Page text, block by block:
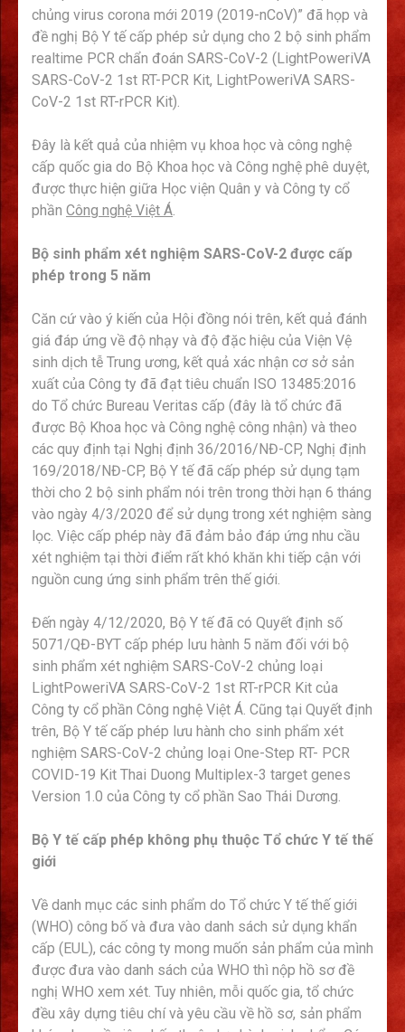
chủng virus corona mới 2019 (2019-nCoV)” đã họp và
đề nghị Bộ Y tế cấp phép sử dụng cho 2 bộ sinh phẩm
realtime PCR chẩn đoán SARS-CoV-2 (LightPoweriVA
SARS-CoV-2 1st RT-PCR Kit, LightPoweriVA SARS-
CoV-2 1st RT-rPCR Kit).
Đây là kết quả của nhiệm vụ khoa học và công nghệ
cấp quốc gia do Bộ Khoa học và Công nghệ phê duyệt,
được thực hiện giữa Học viện Quân y và Công ty cổ
phần Công nghệ Việt Á
Bộ sinh phẩm xét nghiệm SARS-CoV-2 được cấp
phép trong 5 năm
Căn cứ vào ý kiến của Hội đồng nói trên, kết quả đánh
giá đáp ứng về độ nhạy và độ đặc hiệu của Viện Vệ
sinh dịch tễ Trung ương, kết quả xác nhận cơ sở sản
xuất của Công ty đã đạt tiêu chuẩn ISO 13485:2016
do Tổ chức Bureau Veritas cấp (đây là tổ chức đã
được Bộ Khoa học và Công nghệ công nhận) và theo
các quy định tại Nghị định 36/2016/NĐ-CP, Nghị định
169/2018/NĐ-CP, Bộ Y tế đã cấp phép sử dụng tạm
thời cho 2 bộ sinh phẩm nói trên trong thời hạn 6 tháng
vào ngày 4/3/2020 để sử dụng trong xét nghiệm sàng
lọc. Việc cấp phép này đã đảm bảo đáp ứng nhu cầu
xét nghiệm tại thời điểm rất khó khăn khi tiếp cận với
nguồn cung ứng sinh phẩm trên thế giới.
Đến ngày 4/12/2020, Bộ Y tế đã có Quyết định số
5071/QĐ-BYT cấp phép lưu hành 5 năm đối với bộ
sinh phẩm xét nghiệm SARS-CoV-2 chủng loại
LightPoweriVA SARS-CoV-2 1st RT-rPCR Kit của
Công ty cổ phần Công nghệ Việt Á. Cũng tại Quyết định
trên, Bộ Y tế cấp phép lưu hành cho sinh phẩm xét
nghiệm SARS-CoV-2 chủng loại One-Step RT- PCR
COVID-19 Kit Thai Duong Multiplex-3 target genes
Version 1.0 của Công ty cổ phần Sao Thái Dương.
Bộ Y tế cấp phép không phụ thuộc Tổ chức Y tế thế
giới
Về danh mục các sinh phẩm do Tổ chức Y tế thế giới
(WHO) công bố và đưa vào danh sách sử dụng khẩn
cấp (EUL), các công ty mong muốn sản phẩm của mình
được đưa vào danh sách của WHO thì nộp hồ sơ đề
nghị WHO xem xét. Tuy nhiên, mỗi quốc gia, tổ chức
đều xây dựng tiêu chí và yêu cầu về hồ sơ, sản phẩm